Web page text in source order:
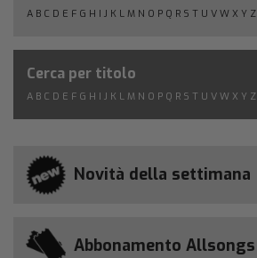
A B C D E F G H I J K L M N O P Q R S T U V W X Y Z
Cerca per titolo
A B C D E F G H I J K L M N O P Q R S T U V W X Y Z
Novità della settimana
Abbonamento Allsongs